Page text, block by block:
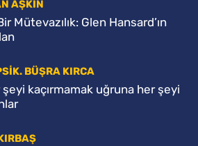
AŞKIN
Mütevazılık: Glen Hansard’ın
BÜŞRA KIRCA
şeyi kaçırmamak uğruna her şeyi